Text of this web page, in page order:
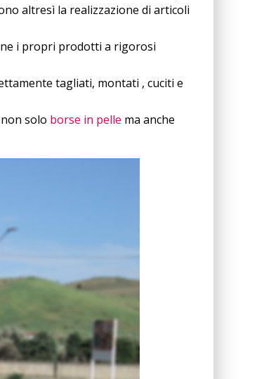
altresì la realizzazione di articoli
i propri prodotti a rigorosi
tagliati, montati , cuciti e
solo borse in pelle ma anche